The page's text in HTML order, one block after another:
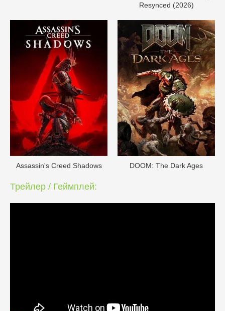
Resynced (2026)
Assassin's Creed Shadows DOОM: The Dark Ages
Трейлер / Геймплей: